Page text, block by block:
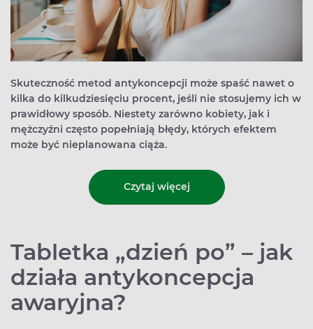
Skuteczność metod antykoncepcji może spaść nawet o
kilka do kilkudziesięciu procent, jeśli nie stosujemy ich w
prawidłowy sposób. Niestety zarówno kobiety, jak i
mężczyźni często popełniają błędy, których efektem
może być nieplanowana ciąża.
Czytaj więcej
Tabletka „dzień po” – jak
działa antykoncepcja
awaryjna?